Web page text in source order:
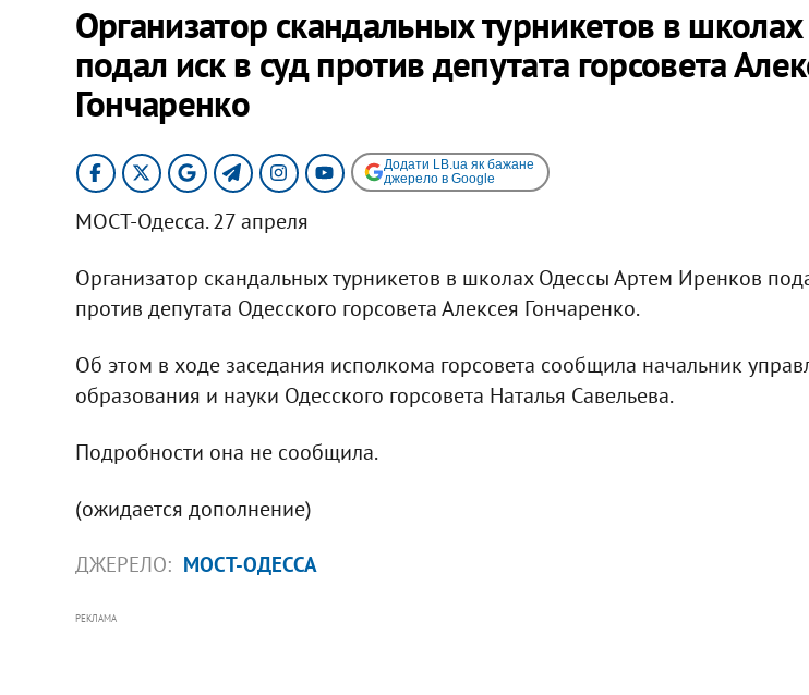
Организатор скандальных турникетов в
подал иск в суд против депутата горсовета
Гончаренко
Додати LB.ua як бажане
джерело в Google
МОСТ-Одесса. 27 апреля
Организатор скандальных турникетов в школах Одессы Артем Иренков
против депутата Одесского горсовета Алексея Гончаренко.
Об этом в ходе заседания исполкома горсовета сообщила начальник
образования и науки Одесского горсовета Наталья Савельева.
Подробности она не сообщила.
(ожидается дополнение)
ДЖЕРЕЛО: МОСТ-ОДЕССА
РЕКЛАМА